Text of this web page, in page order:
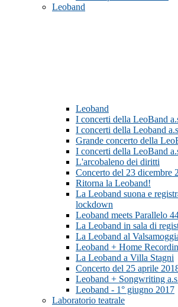
Leoband
Leoband
I concerti della LeoBand
I concerti della Leoband
Grande concerto della
I concerti della LeoBand
L'arcobaleno dei diritti
Concerto del 23 dicembre
Ritorna la Leoband!
La Leoband suona e
lockdown
Leoband meets Parallelo
La Leoband in sala di
La Leoband al
Leoband + Home
La Leoband a Villa Stagni
Concerto del 25 aprile
Leoband + Songwriting
Leoband - 1° giugno 2017
Laboratorio teatrale